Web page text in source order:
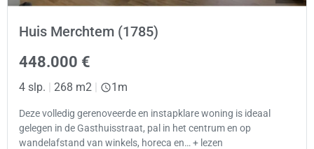
Huis Merchtem (1785)
448.000 €
4 slp. 268 m2 1m
Deze volledig gerenoveerde en instapklare woning is ideaal
gelegen in de Gasthuisstraat, pal in het centrum en op
wandelafstand van winkels, horeca en… + lezen